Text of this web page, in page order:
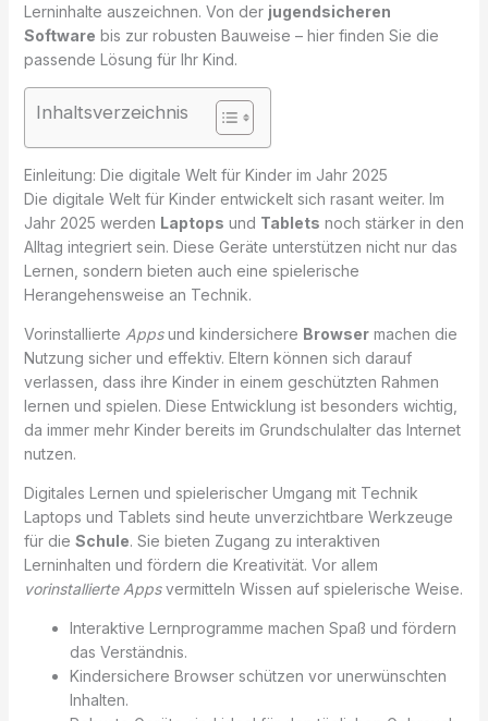
Lerninhalte auszeichnen. Von der jugendsicheren
Software bis zur robusten Bauweise – hier finden Sie die
passende Lösung für Ihr Kind.
Inhaltsverzeichnis
Einleitung: Die digitale Welt für Kinder im Jahr 2025
Die digitale Welt für Kinder entwickelt sich rasant weiter. Im
Jahr 2025 werden Laptops und Tablets noch stärker in den
Alltag integriert sein. Diese Geräte unterstützen nicht nur das
Lernen, sondern bieten auch eine spielerische
Herangehensweise an Technik.
Vorinstallierte Appsund kindersichere Browsermachen die
Nutzung sicher und effektiv. Eltern können sich darauf
verlassen, dass ihre Kinder in einem geschützten Rahmen
lernen und spielen. Diese Entwicklung ist besonders wichtig,
da immer mehr Kinder bereits im Grundschulalter das Internet
nutzen.
Digitales Lernen und spielerischer Umgang mit Technik
Laptops und Tablets sind heute unverzichtbare Werkzeuge
für die Schule. Sie bieten Zugang zu interaktiven
Lerninhalten und fördern die Kreativität. Vor allem
vorinstallierte Appsvermitteln Wissen auf spielerische Weise.
Interaktive Lernprogramme machen Spaß und fördern
das Verständnis.
Kindersichere Browser schützen vor unerwünschten
Inhalten.